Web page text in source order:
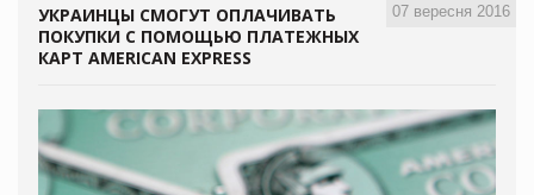
07 вересня 2016
УКРАИНЦЫ СМОГУТ ОПЛАЧИВАТЬ
ПОКУПКИ С ПОМОЩЬЮ ПЛАТЕЖНЫХ
КАРТ AMERICAN EXPRESS